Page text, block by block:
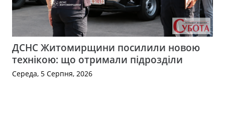
ДСНС Житомирщини посилили новою
технікою: що отримали підрозділи
Середа, 5 Серпня, 2026